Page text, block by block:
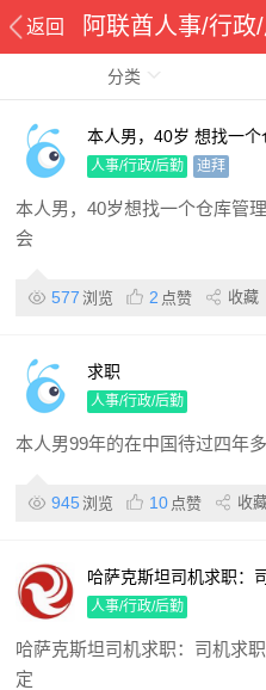
返回 阿联酋人事/行
分类
本人男，40岁 想找一个
机，物流，采购等工作
拜地形，认真勤恳，不
人事/行政/后勤 迪拜
本人男，40岁想找一个仓库管
会
577 浏览 2 点赞 收藏
求职
人事/行政/后勤
本人男99年的在中国待过四年
945 浏览 10 点赞 收
哈萨克斯坦司机求职：
厚老实，98年，车技稳
本英语，在迪拜有三年
人事/行政/后勤
哈萨克斯坦司机求职：司机求
定